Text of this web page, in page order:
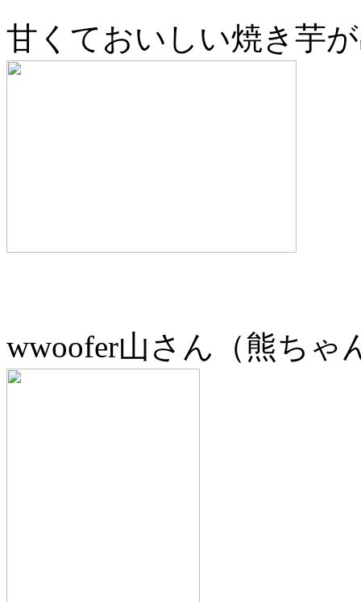
甘くておいしい焼き芋
wwoofer山さん（熊ちゃ